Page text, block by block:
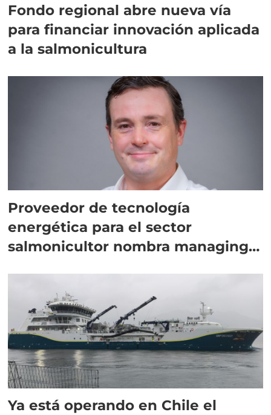
Fondo regional abre nueva vía
para financiar innovación aplicada
a la salmonicultura
Proveedor de tecnología
energética para el sector
salmonicultor nombra managing
Ya está operando en Chile el